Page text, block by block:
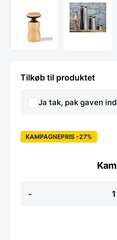
Tilkøb til produktet
Ja tak, pak gaven ind
-
HERCULES
KAMPAGNEPRIS -27%